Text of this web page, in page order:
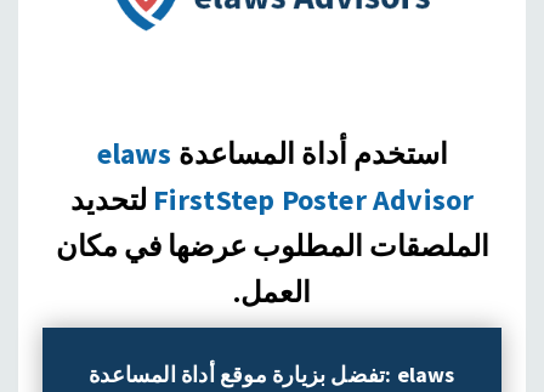
استخدم أداة المساعدة elaws
FirstStep Poster Advisor لتحديد
الملصقات المطلوب عرضها في مكان
العمل.
تفضل بزيارة موقع أداة المساعدة: elaws